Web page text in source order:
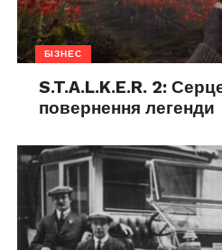
БІЗНЕС
S.T.A.L.K.E.R. 2:
повернення легенди